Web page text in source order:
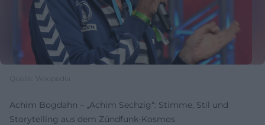
Quelle: Wikipedia
Achim Bogdahn – „Achim Sechzig“: Stimme, Stil und
Storytelling aus dem Zündfunk-Kosmos